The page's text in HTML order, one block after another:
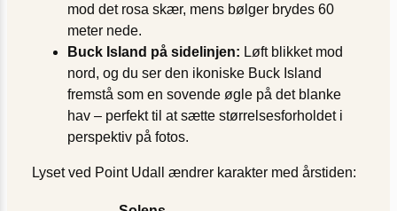
mod det rosa skær, mens bølger brydes 60
meter nede.
Buck Island på sidelinjen: Løft blikket mod
nord, og du ser den ikoniske Buck Island
fremstå som en sovende øgle på det blanke
hav – perfekt til at sætte størrelsesforholdet i
perspektiv på fotos.
Lyset ved Point Udall ændrer karakter med årstiden: